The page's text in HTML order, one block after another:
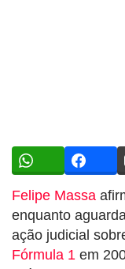
Felipe Massa
enquanto
ação judicial
Fórmula 1 em